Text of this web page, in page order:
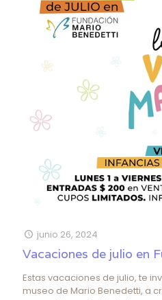
junio 26, 2024
Vacaciones de julio en
Estas vacaciones de julio, te
museo de Mario Benedetti, a